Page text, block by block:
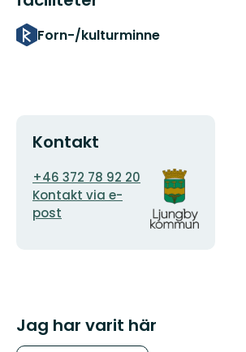
Forn-/kulturminne
Kontakt
E-
postadress
+46 372 78 92 20
Kontakt via e-
post
Organisationens
logotyp
Jag har varit här